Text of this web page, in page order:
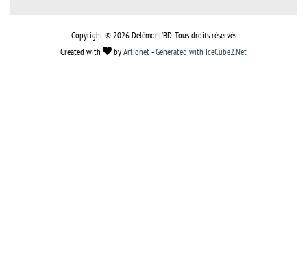
Copyright © 2026 Delémont’BD. Tous droits réservés
Created with
byArtionet-Generated with IceCube2.Net